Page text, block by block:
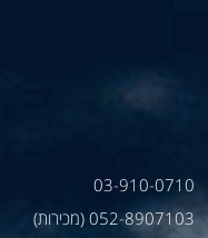
03-910-0710
052-8907103 (מכירות)